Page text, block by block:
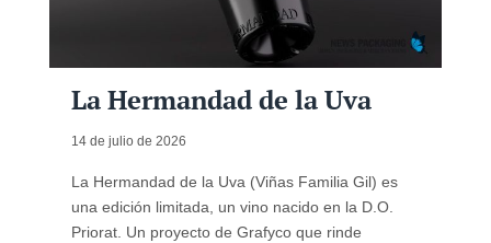
La Hermandad de la Uva
14 de julio de 2026
La Hermandad de la Uva (Viñas Familia Gil) es
una edición limitada, un vino nacido en la D.O.
Priorat. Un proyecto de Grafyco que rinde